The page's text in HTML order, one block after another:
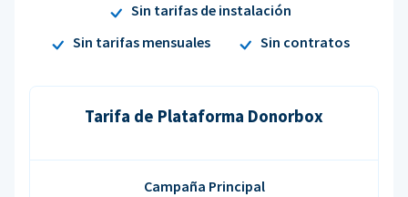
Sin tarifas de instalación
Sin tarifas mensuales
Sin contratos
Tarifa de Plataforma Donorbox
Campaña Principal